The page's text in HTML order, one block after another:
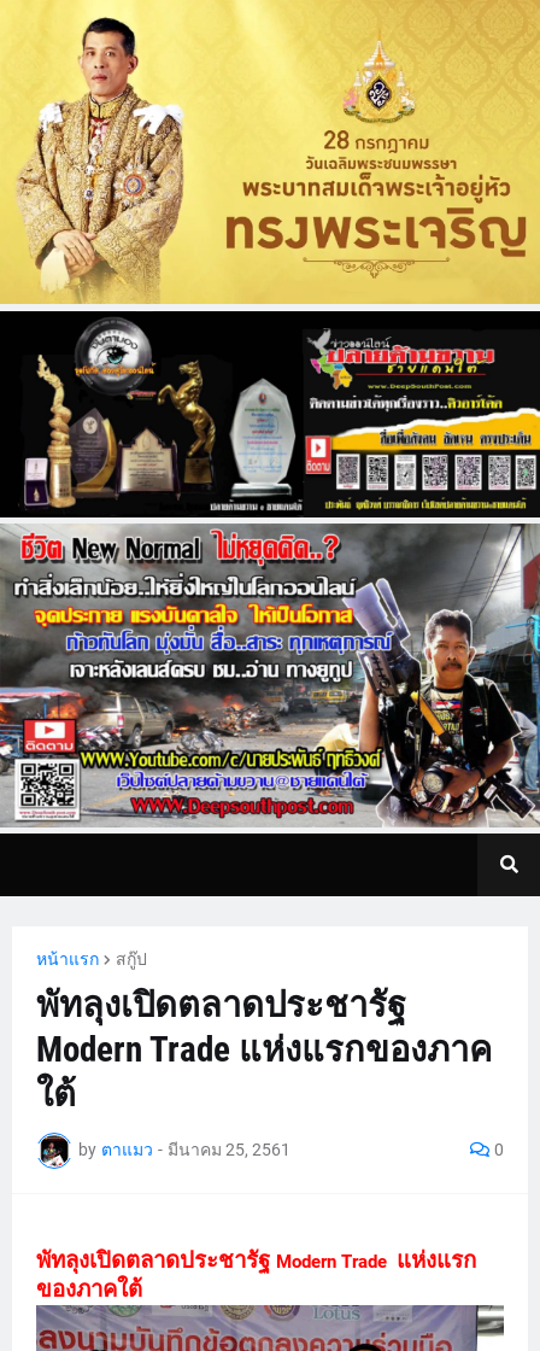
หน้าแรก สกู๊ป
พัทลุงเปิดตลาดประชารัฐ
Modern Trade แห่งแรกของภาค
ใต้
by ตาแมว - มีนาคม 25, 2561 0
พัทลุงเปิดตลาดประชารัฐ Modern Trade แห่งแรก
ของภาคใต้